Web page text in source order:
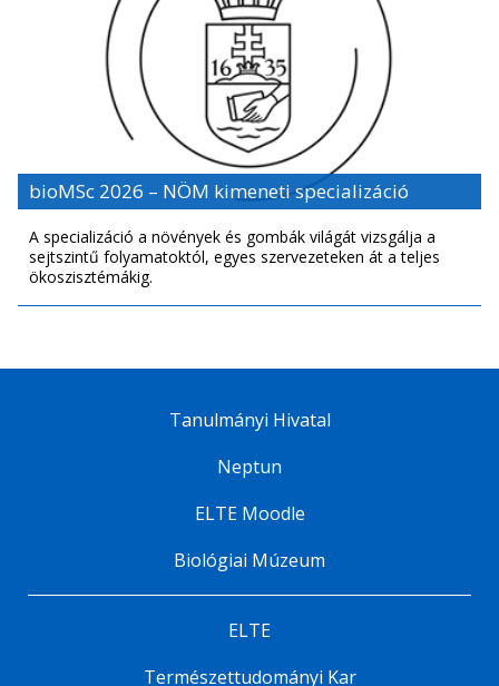
bioMSc 2026 – NÖM kimeneti specializáció
A specializáció a növények és gombák világát vizsgálja a
sejtszintű folyamatoktól, egyes szervezeteken át a teljes
ökoszisztémákig.
Tanulmányi Hivatal
Neptun
ELTE Moodle
Biológiai Múzeum
ELTE
Természettudományi Kar